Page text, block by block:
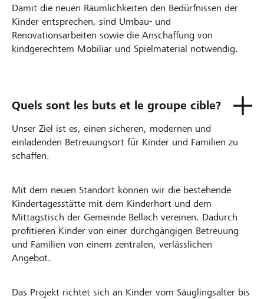
Damit die neuen Räumlichkeiten den Bedürfnissen der
Kinder entsprechen, sind Umbau- und
Renovationsarbeiten sowie die Anschaffung von
kindgerechtem Mobiliar und Spielmaterial notwendig.
Quels sont les buts et le groupe cible?
Unser Ziel ist es, einen sicheren, modernen und
einladenden Betreuungsort für Kinder und Familien zu
schaffen.
Mit dem neuen Standort können wir die bestehende
Kindertagesstätte mit dem Kinderhort und dem
Mittagstisch der Gemeinde Bellach vereinen. Dadurch
profitieren Kinder von einer durchgängigen Betreuung
und Familien von einem zentralen, verlässlichen
Angebot.
Das Projekt richtet sich an Kinder vom Säuglingsalter bis